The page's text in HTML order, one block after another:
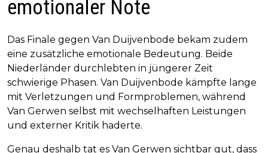
emotionaler Note
Das Finale gegen Van Duijvenbode bekam zudem
eine zusätzliche emotionale Bedeutung. Beide
Niederländer durchlebten in jüngerer Zeit
schwierige Phasen. Van Duijvenbode kämpfte lange
mit Verletzungen und Formproblemen, während
Van Gerwen selbst mit wechselhaften Leistungen
und externer Kritik haderte.
Genau deshalb tat es Van Gerwen sichtbar gut, dass